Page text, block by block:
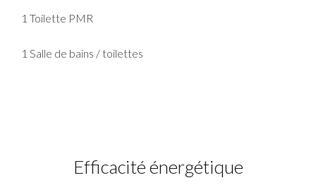
1 Toilette PMR
1 Salle de bains / toilettes
Efficacité énergétique